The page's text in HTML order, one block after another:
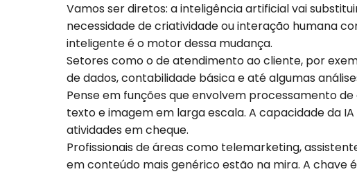
Vamos ser diretos: a inteligência artificial vai
necessidade de criatividade ou interação humana
inteligente é o motor dessa mudança.
Setores como o de atendimento ao cliente, por
de dados, contabilidade básica e até algumas
Pense em funções que envolvem processamento
texto e imagem em larga escala. A capacidade da
atividades em cheque.
Profissionais de áreas como telemarketing,
em conteúdo mais genérico estão na mira. A chave